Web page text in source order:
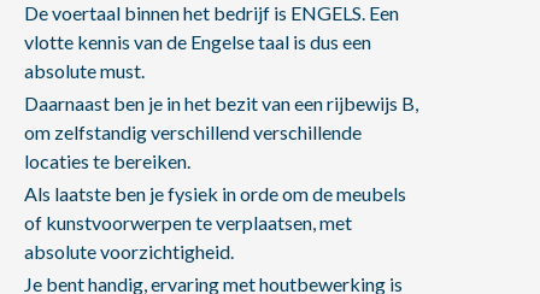
De voertaal binnen het bedrijf is ENGELS. Een
vlotte kennis van de Engelse taal is dus een
absolute must.
Daarnaast ben je in het bezit van een rijbewijs B,
om zelfstandig verschillend verschillende
locaties te bereiken.
Als laatste ben je fysiek in orde om de meubels
of kunstvoorwerpen te verplaatsen, met
absolute voorzichtigheid.
Je bent handig, ervaring met houtbewerking is